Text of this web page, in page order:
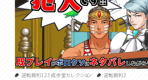
逆転裁判123 成歩堂セレクション 逆転裁判2